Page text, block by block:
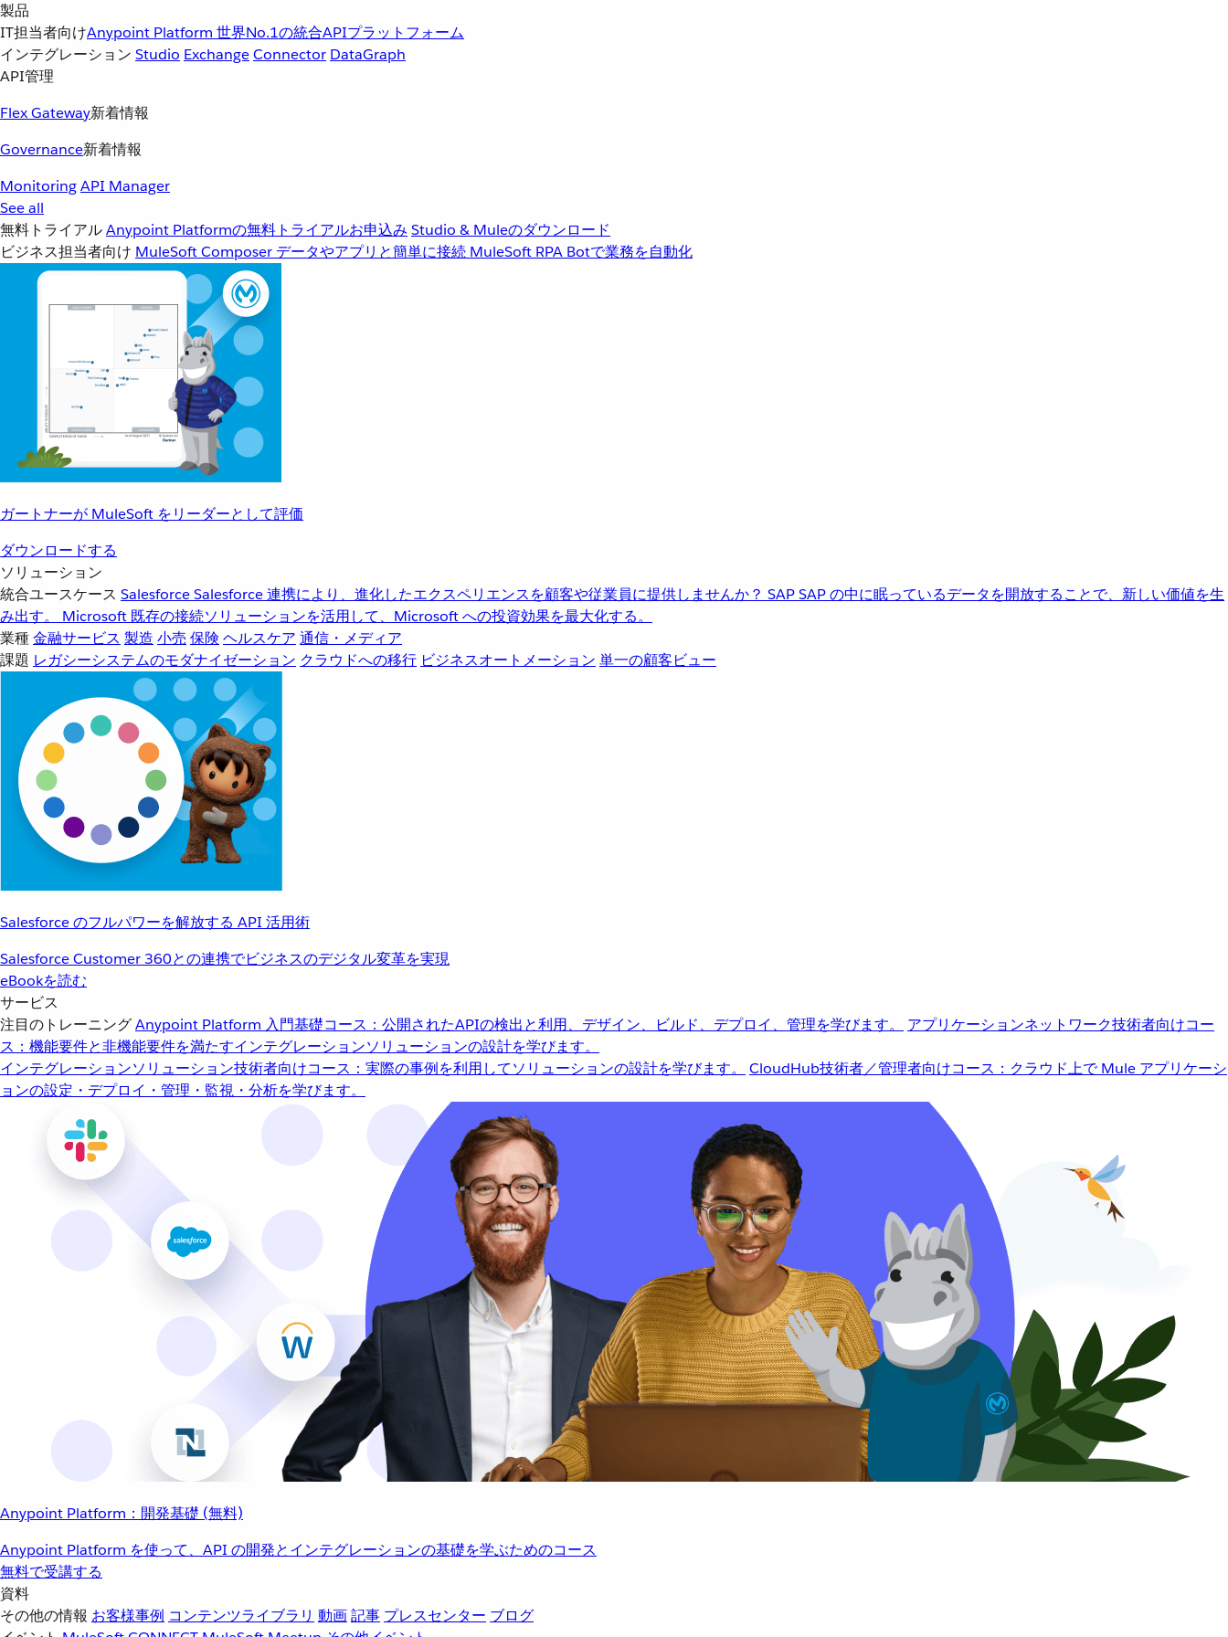
製品
IT担当者向けAnypoint Platform 世界No.1の統合APIプラットフォーム
インテグレーション Studio ExchangeConnector DataGraph
API管理
Flex Gateway新着情報
Governance新着情報
MonitoringAPI Manager
See all
無料トライアルAnypoint Platformの無料トライアルお申込み Studio & Muleのダウンロード
ビジネス担当者向け MuleSoft Composer データやアプリと簡単に接続 MuleSoft RPA Botで業務を自動化
ガートナーが MuleSoft をリーダーとして評価
ダウンロードする
ソリューション
統合ユースケース SalesforceSalesforce 連携により、進化したエクスペリエンスを顧客や従業員に提供しませんか？ SAPSAP の中に眠っているデータを開放することで、新しい価値を生
み出す。
Microsoft 既存の接続ソリューションを活用して、Microsoft への投資効果を最大化する。
業種金融サービス 製造 小売 保険 ヘルスケア 通信・メディア
課題 レガシーシステムのモダナイゼーション クラウドへの移行 ビジネスオートメーション 単一の顧客ビュー
Salesforce のフルパワーを解放する API 活用術
Salesforce Customer 360との連携でビジネスのデジタル変革を実現
eBookを読む
サービス
注目のトレーニングAnypoint Platform 入門基礎コース：公開されたAPIの検出と利用、デザイン、ビルド、デプロイ、管理を学びます。 アプリケーションネットワーク技術者向けコー
ス：機能要件と非機能要件を満たすインテグレーションソリューションの設計を学びます。
インテグレーションソリューション技術者向けコース：実際の事例を利用してソリューションの設計を学びます。 CloudHub技術者／管理者向けコース：クラウド上で Mule アプリケーシ
ョンの設定・デプロイ・管理・監視・分析を学びます。
Anypoint Platform：開発基礎 (無料)
Anypoint Platform を使って、API の開発とインテグレーションの基礎を学ぶためのコース
無料で受講する
資料
その他の情報 お客様事例 コンテンツライブラリ 動画記事 プレスセンター ブログ